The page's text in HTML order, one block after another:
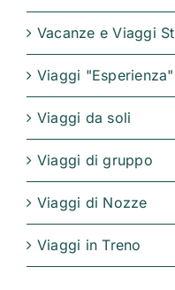
Vacanze e Viaggi
Viaggi "Esperienza"
Viaggi da soli
Viaggi di gruppo
Viaggi di Nozze
Viaggi in Treno